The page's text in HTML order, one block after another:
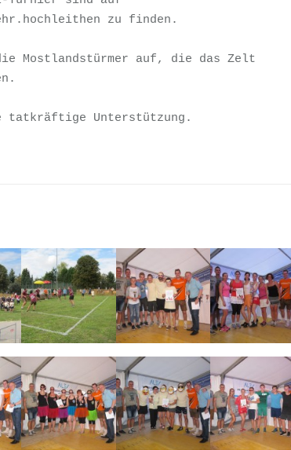
zu finden.
Mostlandstürmer auf, die das Zelt
tatkräftige Unterstützung.